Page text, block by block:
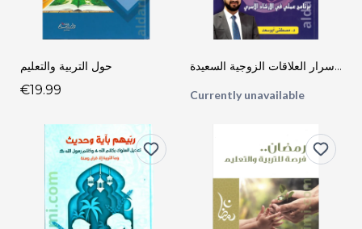
حول التربية والتعليم
€19.99
خمس وعشرون قاعدة في الاستقرار الزوجي - أسرار العلاقات الزوجية السعيدة
Currently unavailable